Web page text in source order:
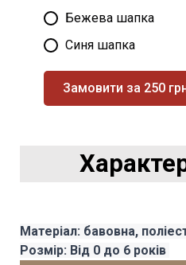
Бежева шапка
Синя шапка
Замовити за 250
Матеріал: бавовна,
Розмір: Від 0 до 6 років